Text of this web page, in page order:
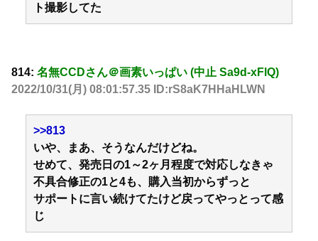
ト撮影してた
814: 名無CCDさん＠画素いっぱい (中止 Sa9d-xFlQ)
2022/10/31(月) 08:01:57.35 ID:rS8aK7HHaHLWN
>>813
いや、まあ、そうなんだけどね。
せめて、発売日の1～2ヶ月程度で対応しなきゃ
不具合修正の1と4も、購入当初からずっと
サポートに言い続けてたけど戻ってやっとって感
じ